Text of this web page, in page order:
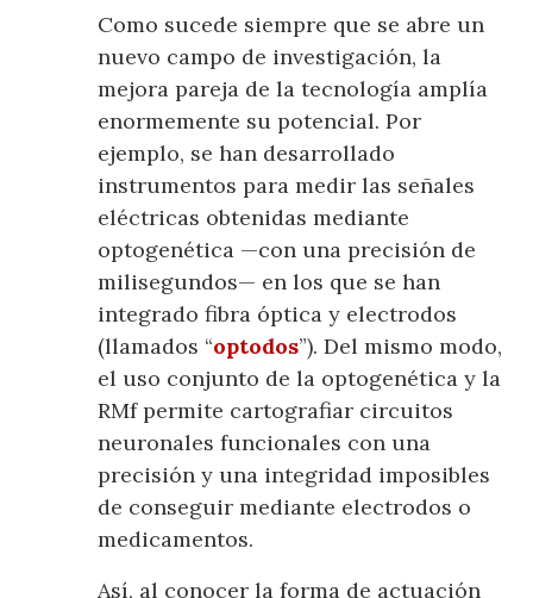
Como sucede siempre que se abre un
nuevo campo de investigación, la
mejora pareja de la tecnología amplía
enormemente su potencial. Por
ejemplo, se han desarrollado
instrumentos para medir las señales
eléctricas obtenidas mediante
optogenética —con una precisión de
milisegundos— en los que se han
integrado fibra óptica y electrodos
(llamados “optodos”). Del mismo modo,
el uso conjunto de la optogenética y la
RMf permite cartografiar circuitos
neuronales funcionales con una
precisión y una integridad imposibles
de conseguir mediante electrodos o
medicamentos.
Así, al conocer la forma de actuación